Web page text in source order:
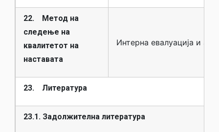
22. Метод на
следење на
квалитетот на
наставата
Интерна евалуација и
23. Литература
23.1. Задолжителна литература